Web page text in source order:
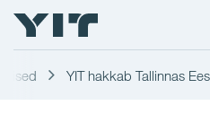
YIT hakkab Tallinnas